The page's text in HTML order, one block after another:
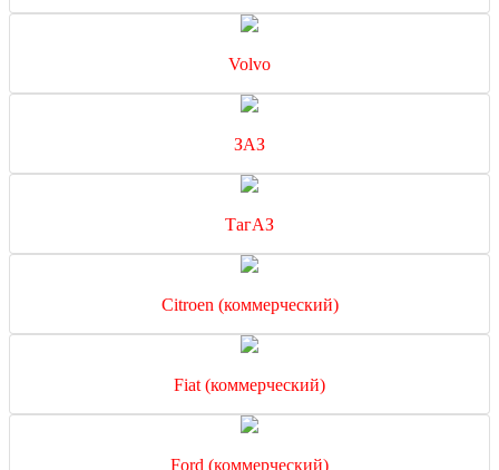
Volvo
ЗАЗ
ТагАЗ
Citroen (коммерческий)
Fiat (коммерческий)
Ford (коммерческий)